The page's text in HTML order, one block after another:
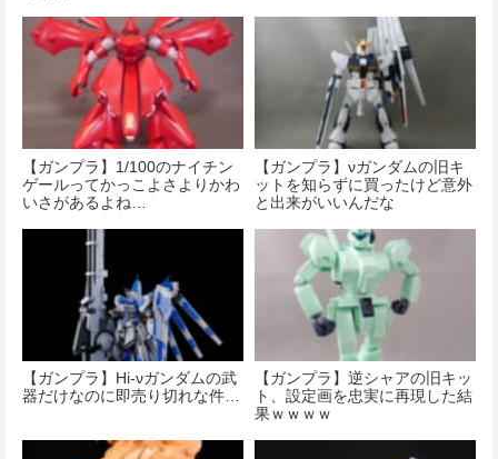
【ガンプラ】1/100のナイチン
ゲールってかっこよさよりかわ
いさがあるよね…
【ガンプラ】νガンダムの旧キ
ットを知らずに買ったけど意外
と出来がいいんだな
【ガンプラ】Hi-νガンダムの武
器だけなのに即売り切れな件…
【ガンプラ】逆シャアの旧キッ
ト、設定画を忠実に再現した結
果ｗｗｗｗ